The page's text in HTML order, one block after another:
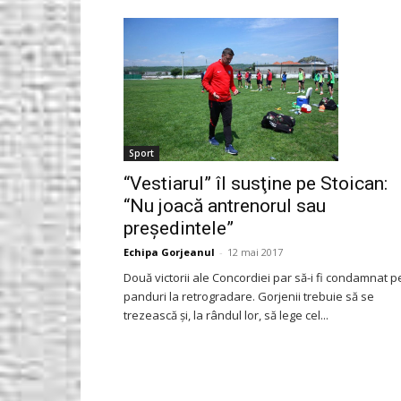
Gorjeanul.ro
Sport
“Vestiarul” îl susţine pe Stoican:
“Nu joacă antrenorul sau
preşedintele”
Echipa Gorjeanul - 12 mai 2017
Două victorii ale Concordiei par să-i fi condamnat
panduri la retrogradare. Gorjenii trebuie să se
trezească şi, la rândul lor, să lege cel...